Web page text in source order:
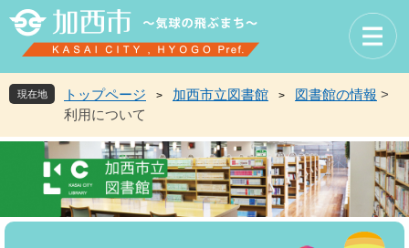
先
頭
す
を
飛
し
へ
現在地 トップページ > 加西市立図書館 > 図書館の情報 >
利用について
本